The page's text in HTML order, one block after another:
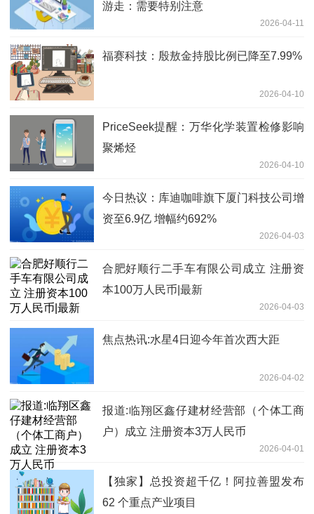
游走：需要特别注意
2026-04-11
福赛科技：殷敖金持股比例已降至7.99%
2026-04-10
PriceSeek提醒：万华化学装置检修影响
聚烯烃
2026-04-10
今日热议：库迪咖啡旗下厦门科技公司增
资至6.9亿 增幅约692%
2026-04-03
合肥好顺行二手车有限公司成立 注册资
本100万人民币|最新
2026-04-03
焦点热讯:水星4日迎今年首次西大距
2026-04-02
报道:临翔区鑫仔建材经营部（个体工商
户）成立 注册资本3万人民币
2026-04-01
【独家】总投资超千亿！阿拉善盟发布
62 个重点产业项目